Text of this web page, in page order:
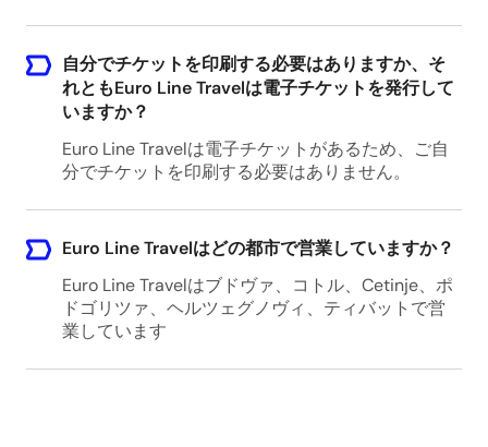
自分でチケットを印刷する必要はありますか、そ
れともEuro Line Travelは電子チケットを発行して
いますか？
Euro Line Travelは電子チケットがあるため、ご自
分でチケットを印刷する必要はありません。
Euro Line Travelはどの都市で営業していますか？
Euro Line Travelはブドヴァ、コトル、Cetinje、ポ
ドゴリツァ、ヘルツェグノヴィ、ティバットで営
業しています